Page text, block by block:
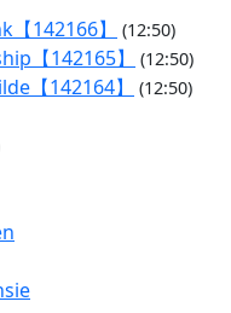
142166】 (12:50)
【142165】 (12:50)
【142164】 (12:50)